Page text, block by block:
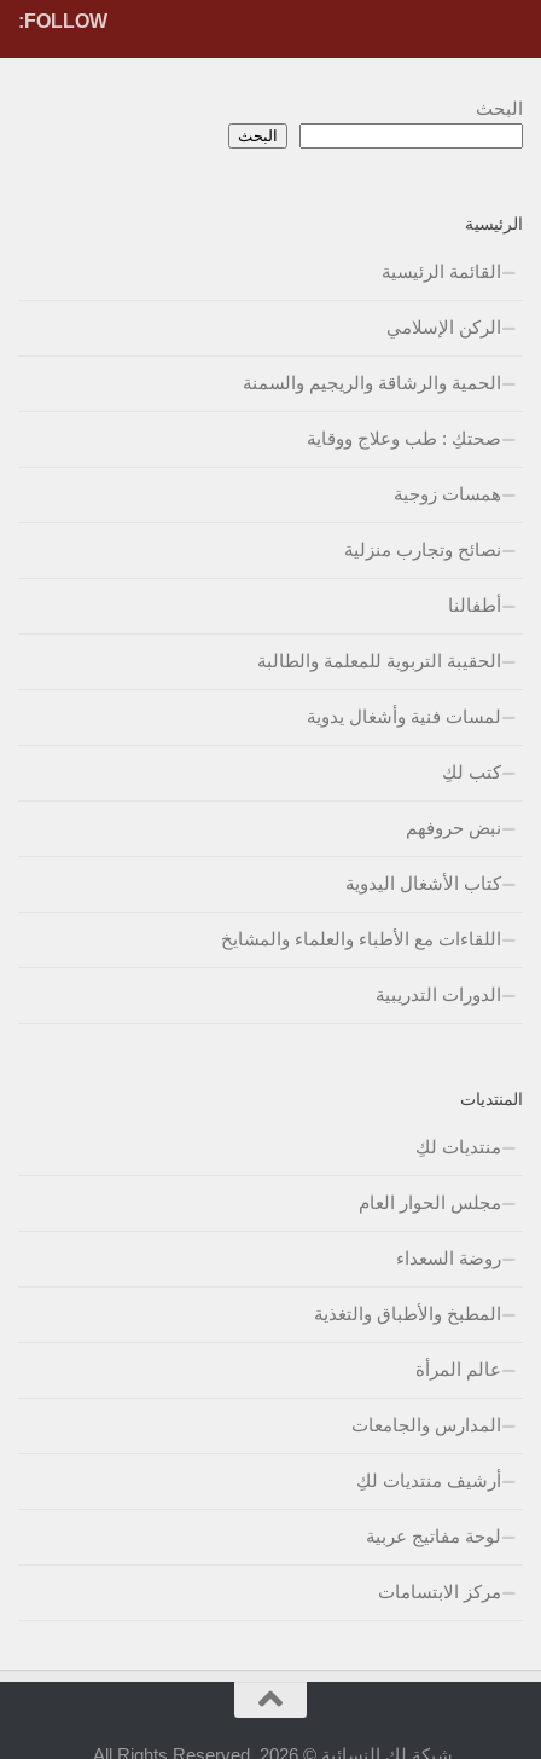
FOLLOW:
البحث
البحث
الرئيسية
القائمة الرئيسية
الركن الإسلامي
الحمية والرشاقة والريجيم والسمنة
صحتكِ : طب وعلاج ووقاية
همسات زوجية
نصائح وتجارب منزلية
أطفالنا
الحقيبة التربوية للمعلمة والطالبة
لمسات فنية وأشغال يدوية
كتب لكِ
نبض حروفهم
كتاب الأشغال اليدوية
اللقاءات مع الأطباء والعلماء والمشايخ
الدورات التدريبية
المنتديات
منتديات لكِ
مجلس الحوار العام
روضة السعداء
المطبخ والأطباق والتغذية
عالم المرأة
المدارس والجامعات
أرشيف منتديات لكِ
لوحة مفاتيج عربية
مركز الابتسامات
شبكة لكِ النسائية © 2026. All Rights Reserved.